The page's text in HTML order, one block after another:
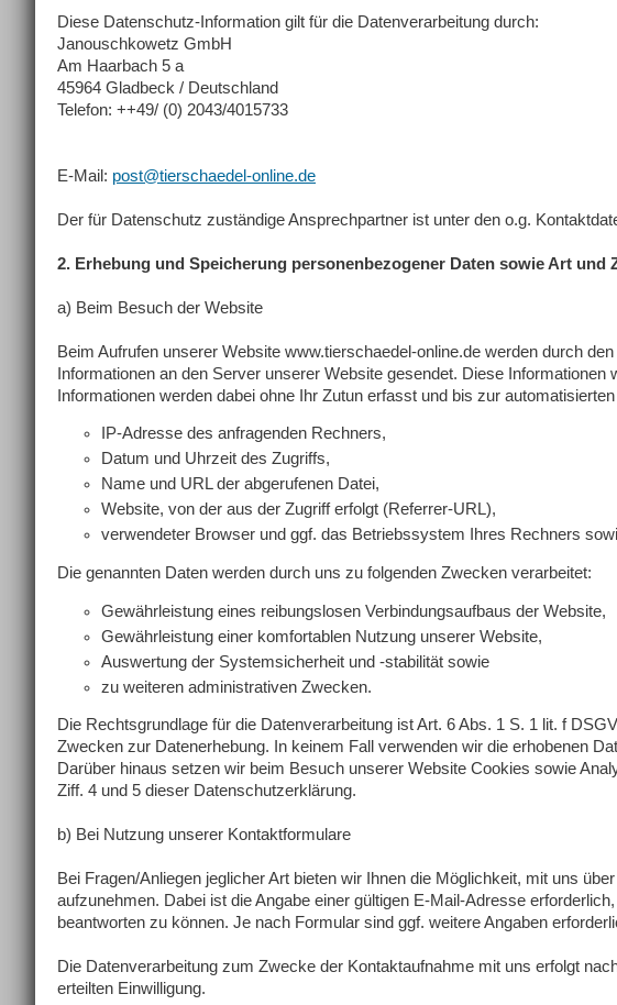
Diese Datenschutz-Information gilt für die Datenverarbeitung durch:
Janouschkowetz GmbH
Am Haarbach 5 a
45964 Gladbeck / Deutschland
Telefon: ++49/ (0) 2043/4015733
E-Mail: post@tierschaedel-online.de
Der für Datenschutz zuständige Ansprechpartner ist unter den o.g.
2. Erhebung und Speicherung personenbezogener Daten sowie Art und
a) Beim Besuch der Website
Beim Aufrufen unserer Website www.tierschaedel-online.de werden durch
Informationen an den Server unserer Website gesendet. Diese
Informationen werden dabei ohne Ihr Zutun erfasst und bis zur
IP-Adresse des anfragenden Rechners,
Datum und Uhrzeit des Zugriffs,
Name und URL der abgerufenen Datei,
Website, von der aus der Zugriff erfolgt (Referrer-URL),
verwendeter Browser und ggf. das Betriebssystem Ihres Rechners
Die genannten Daten werden durch uns zu folgenden Zwecken verarbeitet:
Gewährleistung eines reibungslosen Verbindungsaufbaus der Website,
Gewährleistung einer komfortablen Nutzung unserer Website,
Auswertung der Systemsicherheit und -stabilität sowie
zu weiteren administrativen Zwecken.
Die Rechtsgrundlage für die Datenverarbeitung ist Art. 6 Abs. 1 S. 1 lit. f
Zwecken zur Datenerhebung. In keinem Fall verwenden wir die erhobenen
Darüber hinaus setzen wir beim Besuch unserer Website Cookies sowie
Ziff. 4 und 5 dieser Datenschutzerklärung.
b) Bei Nutzung unserer Kontaktformulare
Bei Fragen/Anliegen jeglicher Art bieten wir Ihnen die Möglichkeit, mit uns
aufzunehmen. Dabei ist die Angabe einer gültigen E-Mail-Adresse
beantworten zu können. Je nach Formular sind ggf. weitere Angaben
Die Datenverarbeitung zum Zwecke der Kontaktaufnahme mit uns erfolgt
erteilten Einwilligung.